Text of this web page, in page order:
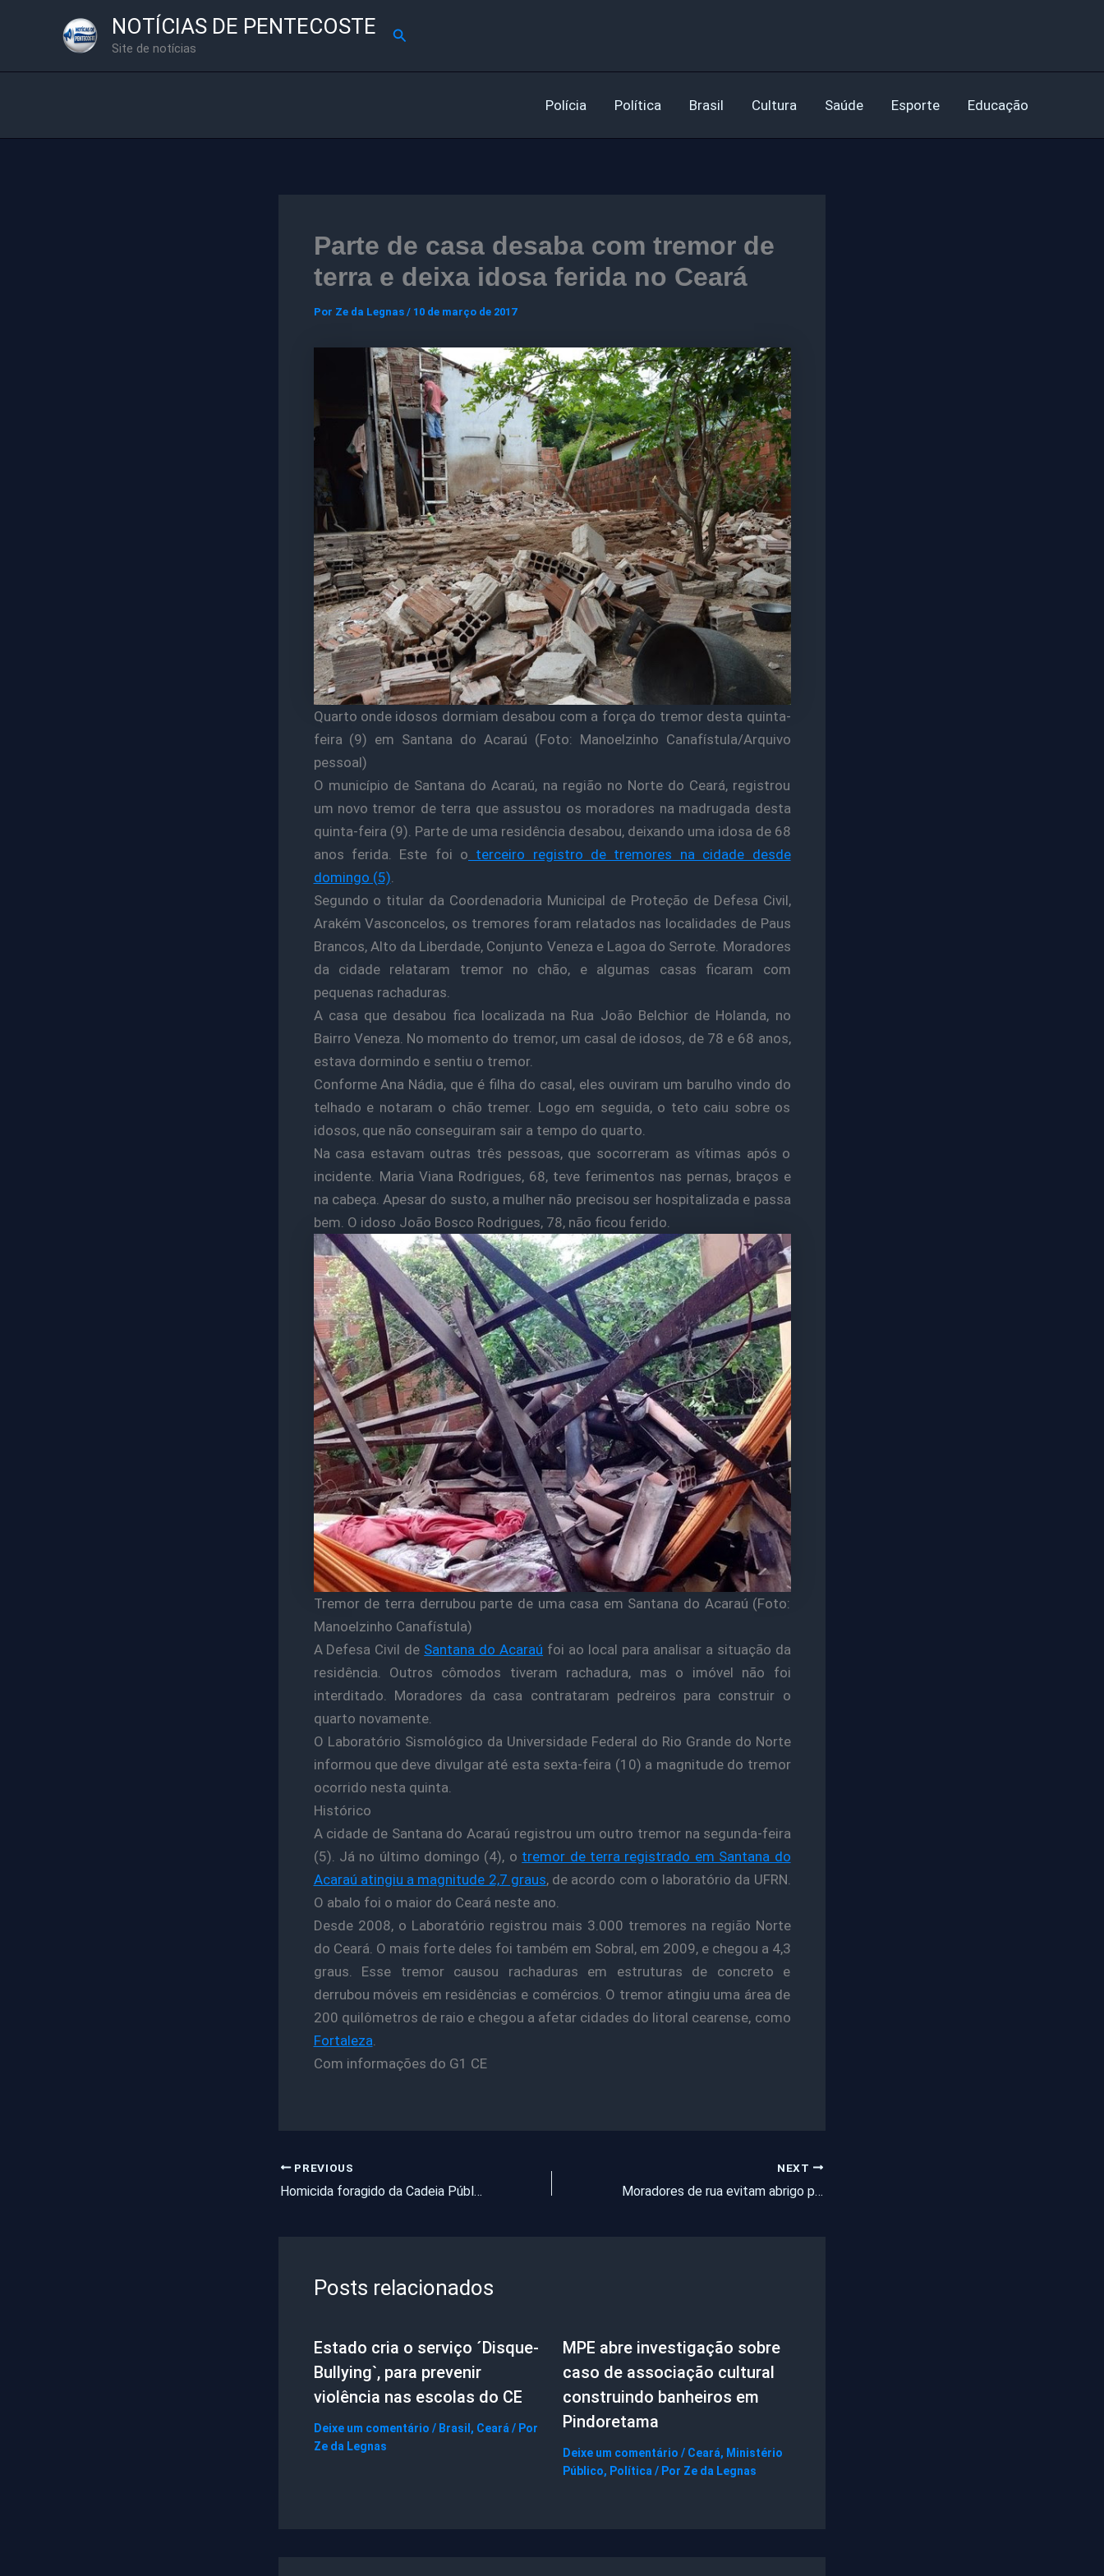
NOTÍCIAS DE PENTECOSTE
Site de notícias
Pesquisar
Polícia Política Brasil Cultura Saúde Esporte Educação
Parte de casa desaba com tremor de
terra e deixa idosa ferida no Ceará
Por Ze da Legnas / 10 de março de 2017
Quarto onde idosos dormiam desabou com a força do tremor desta quinta-
feira (9) em Santana do Acaraú (Foto: Manoelzinho Canafístula/Arquivo
pessoal)
O município de Santana do Acaraú, na região no Norte do Ceará, registrou
um novo tremor de terra que assustou os moradores na madrugada desta
quinta-feira (9). Parte de uma residência desabou, deixando uma idosa de 68
anos ferida. Este foi o terceiro registro de tremores na cidade desde
domingo (5).
Segundo o titular da Coordenadoria Municipal de Proteção de Defesa Civil,
Arakém Vasconcelos, os tremores foram relatados nas localidades de Paus
Brancos, Alto da Liberdade, Conjunto Veneza e Lagoa do Serrote. Moradores
da cidade relataram tremor no chão, e algumas casas ficaram com
pequenas rachaduras.
A casa que desabou fica localizada na Rua João Belchior de Holanda, no
Bairro Veneza. No momento do tremor, um casal de idosos, de 78 e 68 anos,
estava dormindo e sentiu o tremor.
Conforme Ana Nádia, que é filha do casal, eles ouviram um barulho vindo do
telhado e notaram o chão tremer. Logo em seguida, o teto caiu sobre os
idosos, que não conseguiram sair a tempo do quarto.
Na casa estavam outras três pessoas, que socorreram as vítimas após o
incidente. Maria Viana Rodrigues, 68, teve ferimentos nas pernas, braços e
na cabeça. Apesar do susto, a mulher não precisou ser hospitalizada e passa
bem. O idoso João Bosco Rodrigues, 78, não ficou ferido.
Tremor de terra derrubou parte de uma casa em Santana do Acaraú (Foto:
Manoelzinho Canafístula)
A Defesa Civil de Santana do Acaraú foi ao local para analisar a situação da
residência. Outros cômodos tiveram rachadura, mas o imóvel não foi
interditado. Moradores da casa contrataram pedreiros para construir o
quarto novamente.
O Laboratório Sismológico da Universidade Federal do Rio Grande do Norte
informou que deve divulgar até esta sexta-feira (10) a magnitude do tremor
ocorrido nesta quinta.
Histórico
A cidade de Santana do Acaraú registrou um outro tremor na segunda-feira
(5). Já no último domingo (4), o tremor de terra registrado em Santana do
Acaraú atingiu a magnitude 2,7 graus, de acordo com o laboratório da UFRN.
O abalo foi o maior do Ceará neste ano.
Desde 2008, o Laboratório registrou mais 3.000 tremores na região Norte
do Ceará. O mais forte deles foi também em Sobral, em 2009, e chegou a 4,3
graus. Esse tremor causou rachaduras em estruturas de concreto e
derrubou móveis em residências e comércios. O tremor atingiu uma área de
200 quilômetros de raio e chegou a afetar cidades do litoral cearense, como
Fortaleza.
Com informações do G1 CE
PREVIOUS
Homicida foragido da Cadeia Pública de Pentecoste é recapturado
NEXT
Moradores de rua evitam abrigo para não abandonar cachorros
Posts relacionados
Estado cria o serviço ´Disque-
Bullying`, para prevenir
violência nas escolas do CE
Deixe um comentário / Brasil , Ceará / Por
Ze da Legnas
MPE abre investigação sobre
caso de associação cultural
construindo banheiros em
Pindoretama
Deixe um comentário / Ceará, Ministério
Público, Política / Por Ze da Legnas